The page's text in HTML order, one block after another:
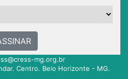
mg.org.br
Centro. Belo Horizonte - MG.